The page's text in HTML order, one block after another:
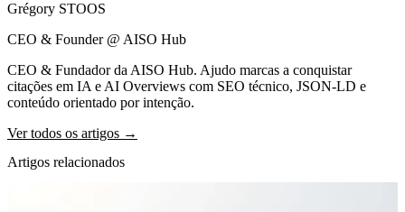
Grégory STOOS
CEO & Founder @ AISO Hub
CEO & Fundador da AISO Hub. Ajudo marcas a conquistar
citações em IA e AI Overviews com SEO técnico, JSON-LD e
conteúdo orientado por intenção.
Ver todos os artigos →
Artigos relacionados